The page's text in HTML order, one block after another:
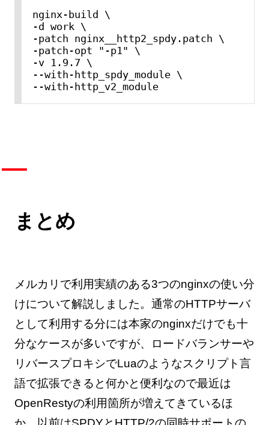
nginx-build \
-d work \
-patch nginx__http2_spdy.patch \
-patch-opt "-p1" \
-v 1.9.7 \
--with-http_spdy_module \
--with-http_v2_module
まとめ
メルカリで利用実績のある3つのnginxの使い分
けについて解説しました。通常のHTTPサーバ
として利用する分には本家のnginxだけでも十
分なケースが多いですが、ロードバランサーや
リバースプロキシでLuaのようなスクリプト言
語で拡張できると何かと便利なので最近は
OpenRestyの利用箇所が増えてきているほ